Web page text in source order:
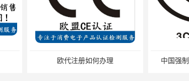
欧代注册如何办理 中国强